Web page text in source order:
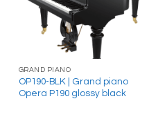
GRAND PIANO
OP190-BLK | Grand piano
Opera P190 glossy black